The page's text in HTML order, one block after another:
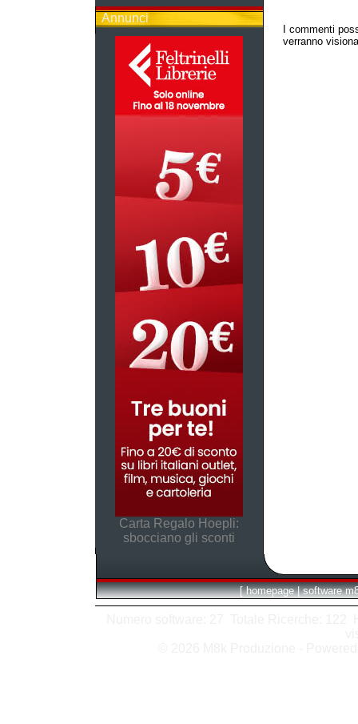
Annunci
Carta Regalo Hoepli:
sbocciano gli sconti
I commenti
verranno
[ homepage | software